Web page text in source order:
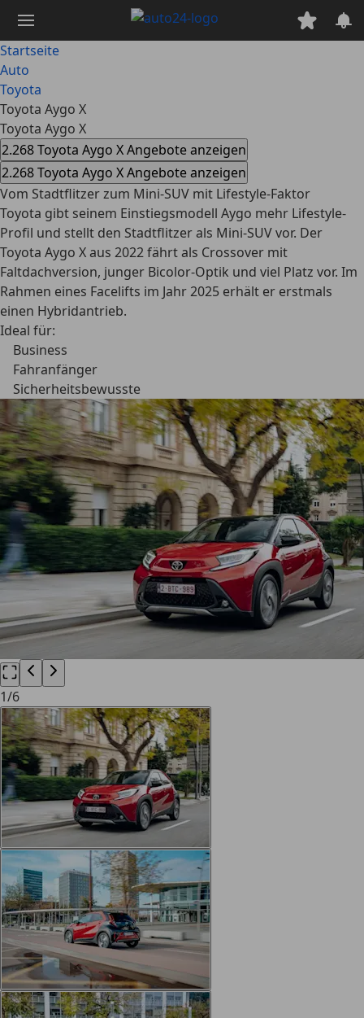
Hauptinhalt
springen
Startseite
Auto
Toyota
Toyota Aygo X
Toyota Aygo X
2.268 Toyota Aygo X Angebote anzeigen
2.268 Toyota Aygo X Angebote anzeigen
Vom Stadtflitzer zum Mini-SUV mit Lifestyle-Faktor
Toyota gibt seinem Einstiegsmodell Aygo mehr Lifestyle-
Profil und stellt den Stadtflitzer als Mini-SUV vor. Der
Toyota Aygo X aus 2022 fährt als Crossover mit
Faltdachversion, junger Bicolor-Optik und viel Platz vor. Im
Rahmen eines Facelifts im Jahr 2025 erhält er erstmals
einen Hybridantrieb.
Ideal für:
Business
Fahranfänger
Sicherheitsbewusste
1/6